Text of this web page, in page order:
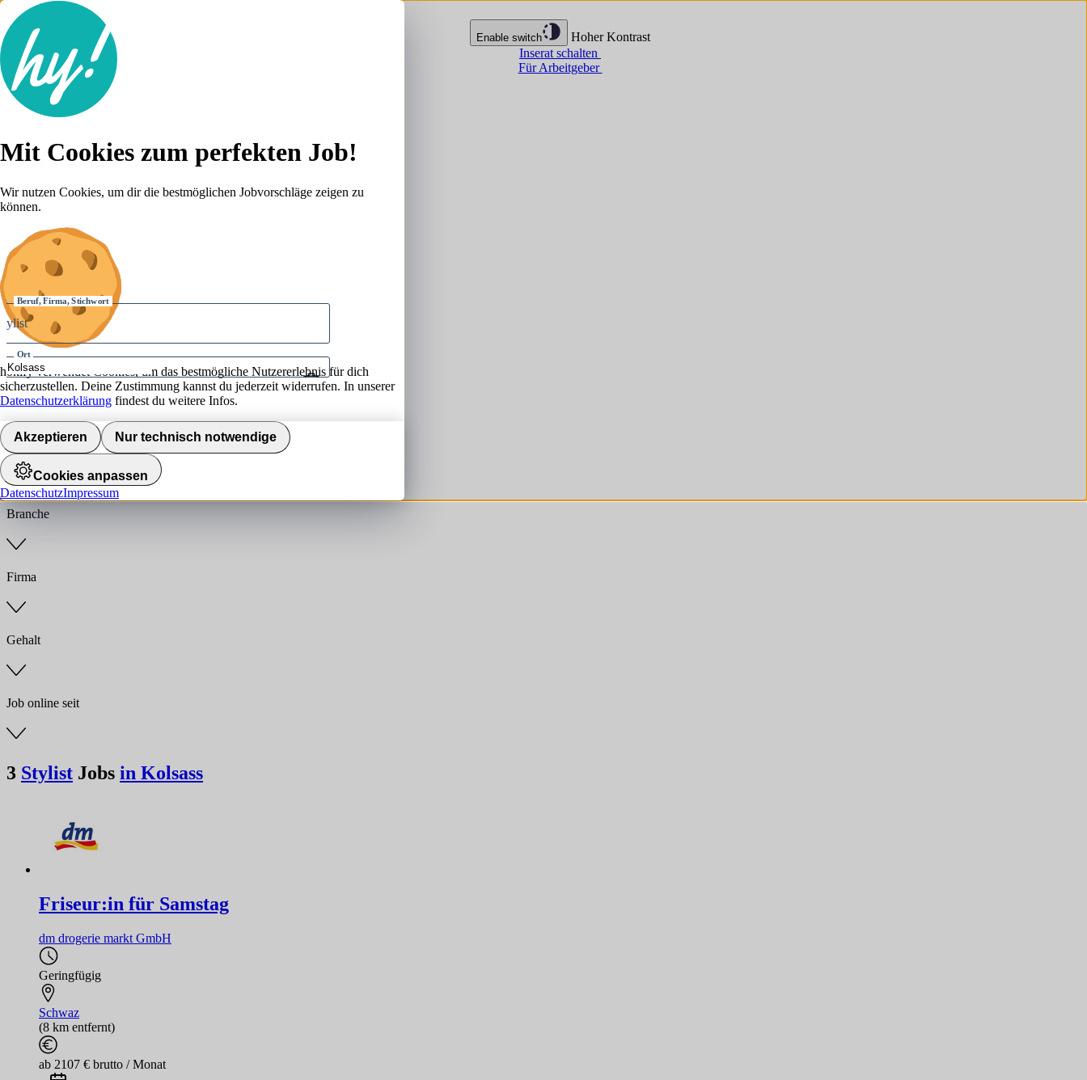
Enable switch
Hoher Kontrast
Inserat schalten
Für Arbeitgeber
Lebenslauf
Karriere-Tipps
Anmelden
Beruf, Firma, Stichwort
Ort
Umkreis
Jobs finden
Anstellungsart
Branche
Firma
Gehalt
Job online seit
3 Stylist Jobs in Kolsass
Friseur:in für Samstag
dm drogerie markt GmbH
Geringfügig
Schwaz
(8 km entfernt)
ab 2107 € brutto / Monat
Mit Cookies zum perfekten Job!
Wir nutzen Cookies, um dir die bestmöglichen Jobvorschläge zeigen zu
können.
hokify verwendet Cookies, um das bestmögliche Nutzererlebnis für dich
sicherzustellen. Deine Zustimmung kannst du jederzeit widerrufen. In unserer
Datenschutzerklärung findest du weitere Infos.
Akzeptieren Nur technisch notwendige
Cookies anpassen
DatenschutzImpressum